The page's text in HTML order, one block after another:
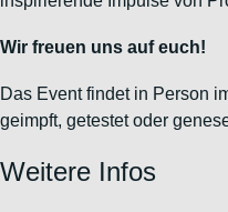
Wir freuen uns auf euch!
Das Event findet in Person
geimpft, getestet oder
Weitere Infos